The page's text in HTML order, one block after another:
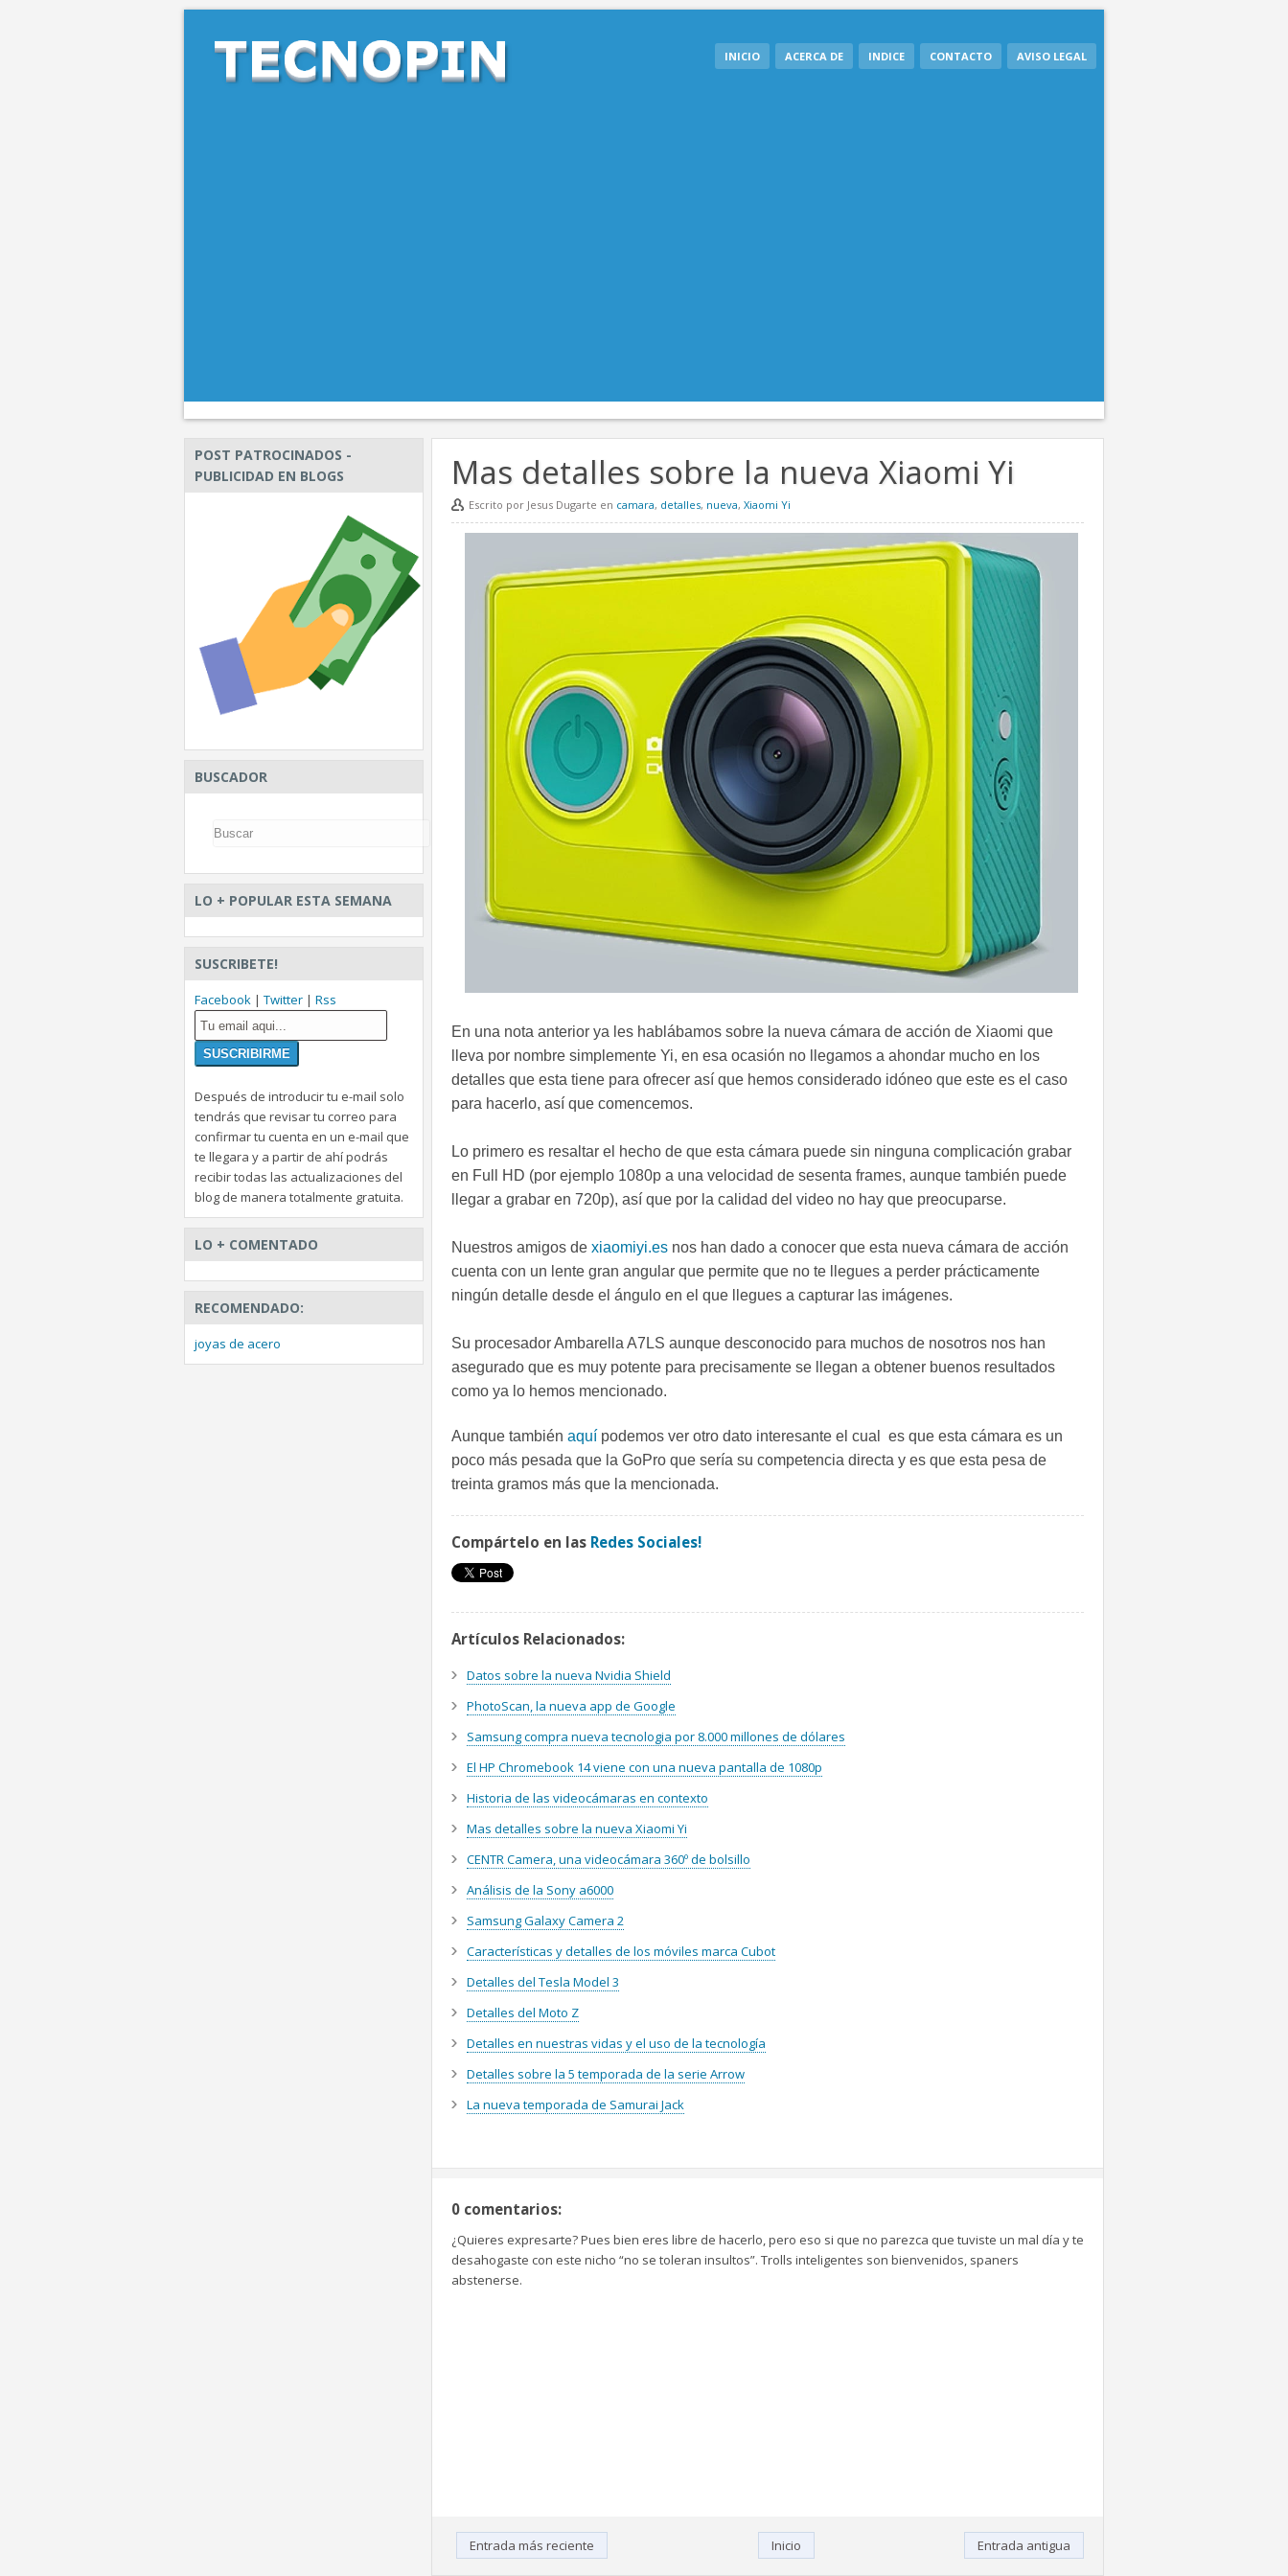
INICIO ACERCA DE INDICE CONTACTO AVISO LEGAL
Mas detalles sobre la nueva Xiaomi Yi
Escrito por Jesus Dugarte en camara, detalles, nueva, Xiaomi Yi
En una nota anterior ya les hablábamos sobre la nueva cámara de acción de Xiaomi que
lleva por nombre simplemente Yi, en esa ocasión no llegamos a ahondar mucho en los
detalles que esta tiene para ofrecer así que hemos considerado idóneo que este es el caso
para hacerlo, así que comencemos.
Lo primero es resaltar el hecho de que esta cámara puede sin ninguna complicación grabar
en Full HD (por ejemplo 1080p a una velocidad de sesenta frames, aunque también puede
llegar a grabar en 720p), así que por la calidad del video no hay que preocuparse.
Nuestros amigos de xiaomiyi.es nos han dado a conocer que esta nueva cámara de acción
cuenta con un lente gran angular que permite que no te llegues a perder prácticamente
ningún detalle desde el ángulo en el que llegues a capturar las imágenes.
Su procesador Ambarella A7LS aunque desconocido para muchos de nosotros nos han
asegurado que es muy potente para precisamente se llegan a obtener buenos resultados
como ya lo hemos mencionado.
Aunque también aquí podemos ver otro dato interesante el cual es que esta cámara es un
poco más pesada que la GoPro que sería su competencia directa y es que esta pesa de
treinta gramos más que la mencionada.
Compártelo en las Redes Sociales!
Artículos Relacionados:
Datos sobre la nueva Nvidia Shield
PhotoScan, la nueva app de Google
Samsung compra nueva tecnologia por 8.000 millones de dólares
El HP Chromebook 14 viene con una nueva pantalla de 1080p
Historia de las videocámaras en contexto
Mas detalles sobre la nueva Xiaomi Yi
CENTR Camera, una videocámara 360º de bolsillo
Análisis de la Sony a6000
Samsung Galaxy Camera 2
Características y detalles de los móviles marca Cubot
Detalles del Tesla Model 3
Detalles del Moto Z
Detalles en nuestras vidas y el uso de la tecnología
Detalles sobre la 5 temporada de la serie Arrow
La nueva temporada de Samurai Jack
0 comentarios:
¿Quieres expresarte? Pues bien eres libre de hacerlo, pero eso si que no parezca que tuviste un mal día y te
desahogaste con este nicho “no se toleran insultos”. Trolls inteligentes son bienvenidos, spaners
abstenerse.
Entrada más reciente Entrada antigua
Inicio
POST PATROCINADOS -
PUBLICIDAD EN BLOGS
BUSCADOR
LO + POPULAR ESTA SEMANA
SUSCRIBETE!
Facebook | Twitter | Rss
Después de introducir tu e-mail solo
tendrás que revisar tu correo para
confirmar tu cuenta en un e-mail que
te llegara y a partir de ahí podrás
recibir todas las actualizaciones del
blog de manera totalmente gratuita.
LO + COMENTADO
RECOMENDADO:
joyas de acero